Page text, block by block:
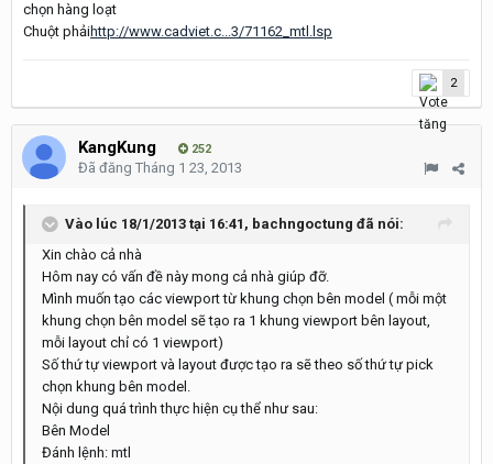
chọn hàng loạt
Chuột phảihttp://www.cadviet.c...3/71162_mtl.lsp
2
KangKung 252
Đã đăng Tháng 1 23, 2013
Vào lúc 18/1/2013 tại 16:41, bachngoctung đã nói:
Xin chào cả nhà
Hôm nay có vấn đề này mong cả nhà giúp đỡ.
Mình muốn tạo các viewport từ khung chọn bên model ( mỗi một
khung chọn bên model sẽ tạo ra 1 khung viewport bên layout,
mỗi layout chỉ có 1 viewport)
Số thứ tự viewport và layout được tạo ra sẽ theo số thứ tự pick
chọn khung bên model.
Nội dung quá trình thực hiện cụ thể như sau:
Bên Model
Đánh lệnh: mtl